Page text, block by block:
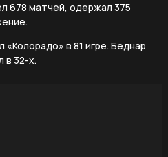
678 матчей, одержал 375
в 81 игре. Беднар
в 32-х.